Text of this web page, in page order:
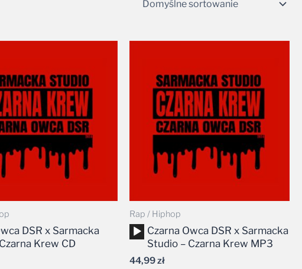
DSR x Sarmacka
Krew CD
Rap / Hiphop
Odtwarzacz
plików
dźwiękowych
Czarna Owca DSR x Sarmacka
Studio – Czarna Krew MP3
44,99zł